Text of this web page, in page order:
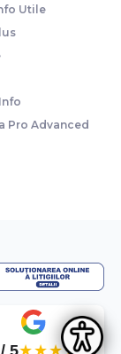
Utile
Pro Advanced
5★★★★★